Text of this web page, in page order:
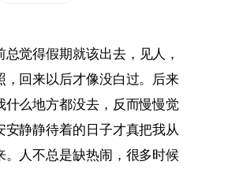
总觉得假期就该出去，见人，
，回来以后才像没白过。后来
什么地方都没去，反而慢慢觉
安静静待着的日子才真把我从
。人不总是缺热闹，很多时候